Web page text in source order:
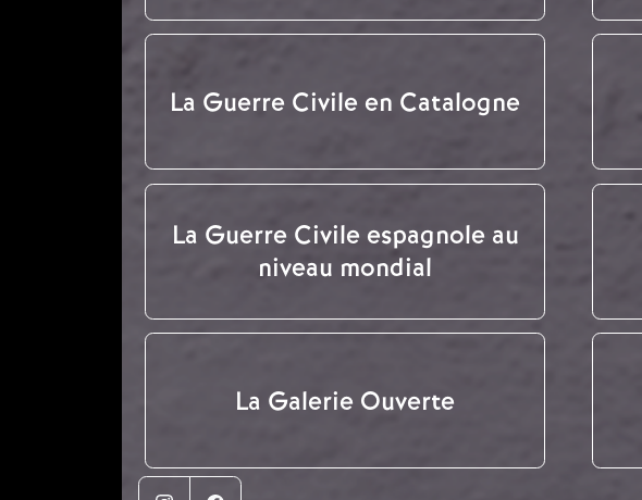
La Guerre Civile en Catalogne
La Guerre Civile espagnole au
niveau mondial
La Galerie Ouverte